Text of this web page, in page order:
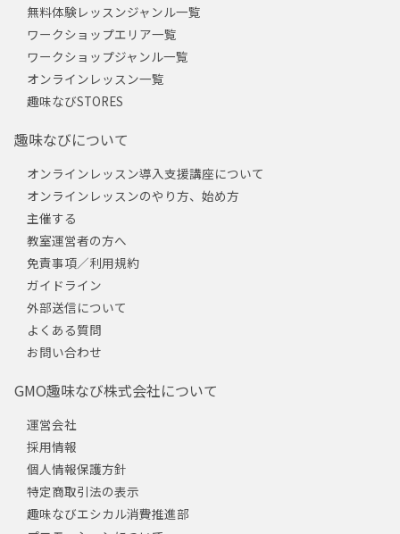
無料体験レッスンジャンル一覧
ワークショップエリア一覧
ワークショップジャンル一覧
オンラインレッスン一覧
趣味なびSTORES
趣味なびについて
オンラインレッスン導入支援講座について
オンラインレッスンのやり方、始め方
主催する
教室運営者の方へ
免責事項／利用規約
ガイドライン
外部送信について
よくある質問
お問い合わせ
GMO趣味なび株式会社について
運営会社
採用情報
個人情報保護方針
特定商取引法の表示
趣味なびエシカル消費推進部